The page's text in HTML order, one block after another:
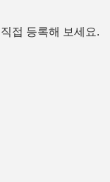
접 등록해 보세요.